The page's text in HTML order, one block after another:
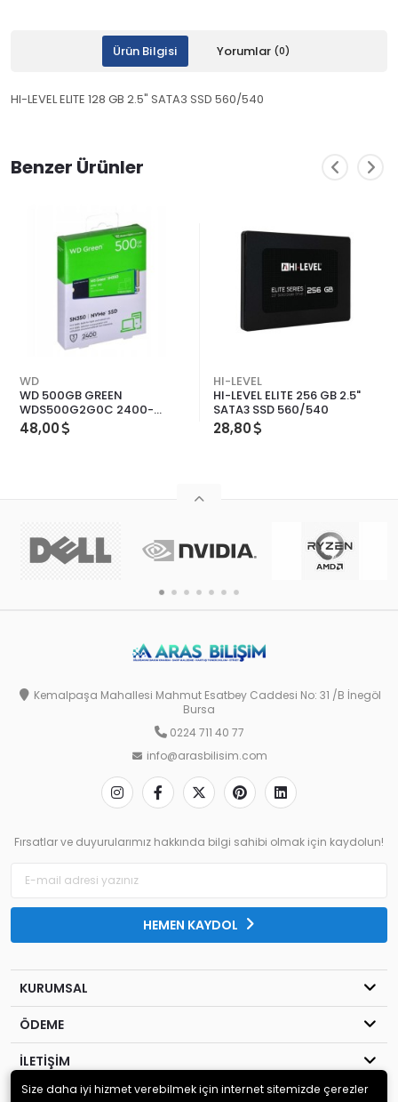
Ürün Bilgisi Yorumlar (0)
HI-LEVEL ELITE 128 GB 2.5" SATA3 SSD 560/540
Benzer Ürünler
WD
WD 500GB GREEN
WDS500G2G0C 2400-
1500MB/s M2 NVME SSD
48,00
HI-LEVEL
HI-LEVEL ELITE 256 GB 2.5"
SATA3 SSD 560/540
28,80
Kemalpaşa Mahallesi Mahmut Esatbey Caddesi No: 31 /B İnegöl
Bursa
0224 711 40 77
info@arasbilisim.com
Fırsatlar ve duyurularımız hakkında bilgi sahibi olmak için kaydolun!
HEMEN KAYDOL
KURUMSAL
ÖDEME
İLETİŞİM
Size daha iyi hizmet verebilmek için internet sitemizde çerezler